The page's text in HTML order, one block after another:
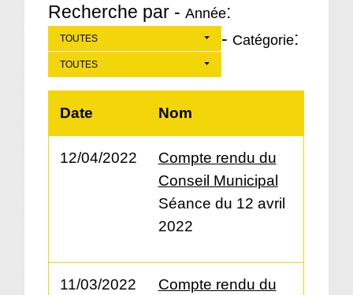
Recherche par -Année:
TOUTES - Catégorie:
TOUTES
Date Nom
12/04/2022
Compte rendu du
Conseil Municipal
Séance du 12 avril
2022
11/03/2022
Compte rendu du